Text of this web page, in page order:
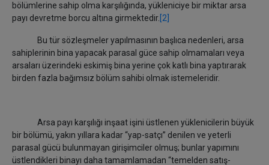
bölümlerine sahip olma karşılığında, yükleniciye bir miktar arsa
payı devretme borcu altına girmektedir. [2]
Bu tür sözleşmeler yapılmasının başlıca nedenleri, arsa
sahiplerinin bina yapacak parasal güce sahip olmamaları veya
arsaları üzerindeki eskimiş bina yerine çok katlı bina yaptırarak
birden fazla bağımsız bölüm sahibi olmak istemeleridir.
Arsa payı karşılığı inşaat işini üstlenen yüklenicilerin büyük
bir bölümü, yakın yıllara kadar “yap-satçı” denilen ve yeterli
parasal gücü bulunmayan girişimciler olmuş; bunlar yapımını
üstlendikleri binayı daha tamamlamadan “temelden satış-